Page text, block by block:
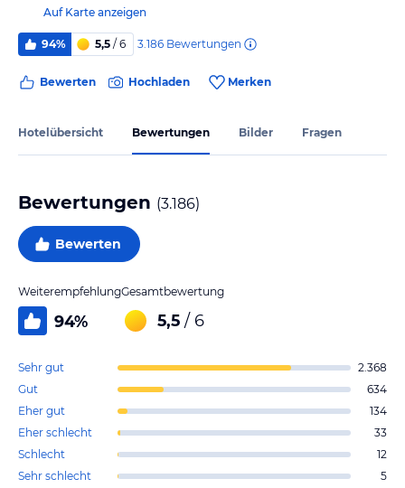
Auf Karte anzeigen
94% 5,5 / 6 3.186 Bewertungen
Bewerten Hochladen Merken
Hotelübersicht Bewertungen Bilder Fragen
Bewertungen (3.186)
Bewerten
Weiterempfehlung
94%
Gesamtbewertung
5,5 / 6
Sehr gut
2.368
Gut
634
Eher gut
134
Eher schlecht
33
Schlecht
12
Sehr schlecht
5